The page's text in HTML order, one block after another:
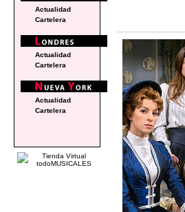
Actualidad
Cartelera
Actualidad
Cartelera
Actualidad
Cartelera